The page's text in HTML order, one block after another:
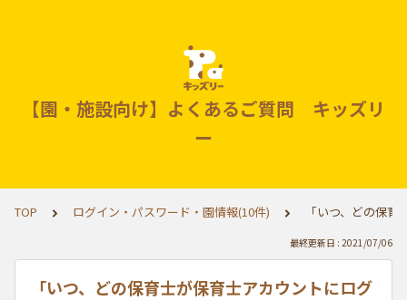
【園・施設向け】よくあるご質問 キッズリ
ー
TOP ログイン・パスワード・園情報(10件) 「いつ、どの保
最終更新日 : 2021/07/06
「いつ、どの保育士が保育士アカウントにログ